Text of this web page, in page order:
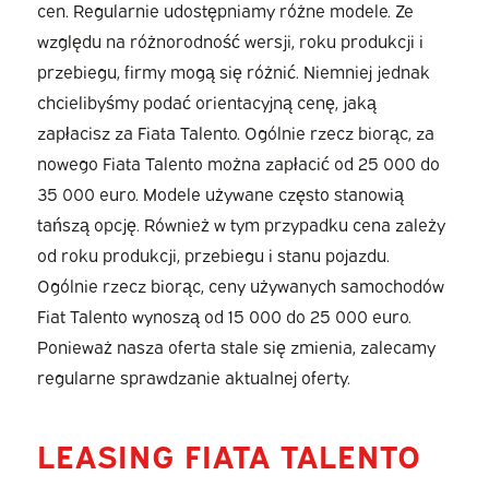
cen. Regularnie udostępniamy różne modele. Ze
względu na różnorodność wersji, roku produkcji i
przebiegu, firmy mogą się różnić. Niemniej jednak
chcielibyśmy podać orientacyjną cenę, jaką
zapłacisz za Fiata Talento. Ogólnie rzecz biorąc, za
nowego Fiata Talento można zapłacić od 25 000 do
35 000 euro. Modele używane często stanowią
tańszą opcję. Również w tym przypadku cena zależy
od roku produkcji, przebiegu i stanu pojazdu.
Ogólnie rzecz biorąc, ceny używanych samochodów
Fiat Talento wynoszą od 15 000 do 25 000 euro.
Ponieważ nasza oferta stale się zmienia, zalecamy
regularne sprawdzanie aktualnej oferty.
LEASING FIATA TALENTO